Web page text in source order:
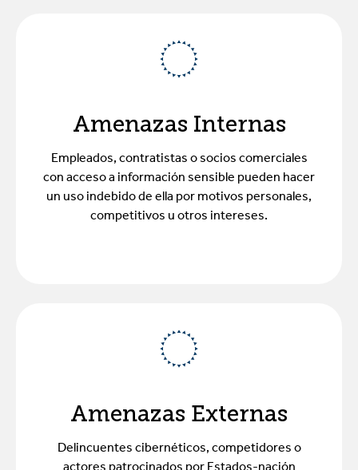
Amenazas Internas
Empleados, contratistas o socios comerciales
con acceso a información sensible pueden hacer
un uso indebido de ella por motivos personales,
competitivos u otros intereses.
Amenazas Externas
Delincuentes cibernéticos, competidores o